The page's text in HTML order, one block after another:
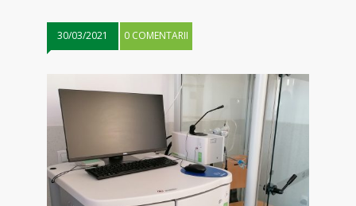
30/03/2021 0 COMENTARII